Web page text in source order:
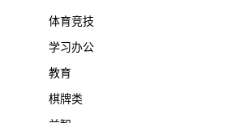
体育竞技
学习办公
教育
棋牌类